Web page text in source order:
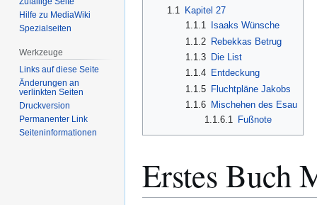
1.1
Kapitel 27
1.1.1
Isaaks Wünsche
1.1.2 Rebekkas Betrug
1.1.3 Die List
1.1.4 Entdeckung
1.1.5 Fluchtpläne Jakobs
1.1.6 Mischehen des Esau
1.1.6.1
Fußnote
Erstes Buch
Hilfe zu MediaWiki
Spezialseiten
Werkzeuge
Links auf diese Seite
Änderungen an
verlinkten Seiten
Druckversion
Permanenter Link
Seiten­­informationen